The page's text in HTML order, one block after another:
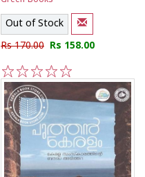
Out of Stock
Rs 170.00 Rs 158.00
5
4
3
2
1